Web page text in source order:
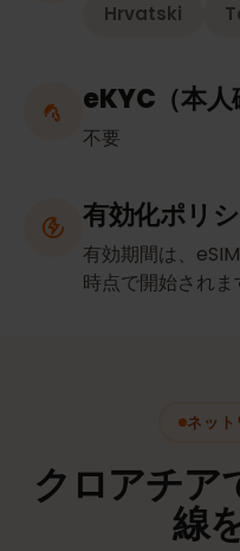
Hrvatski
eKYC（本人
不要
有効化ポリ
有効期間は、
時点で開始されま
ネット
クロアチア
線